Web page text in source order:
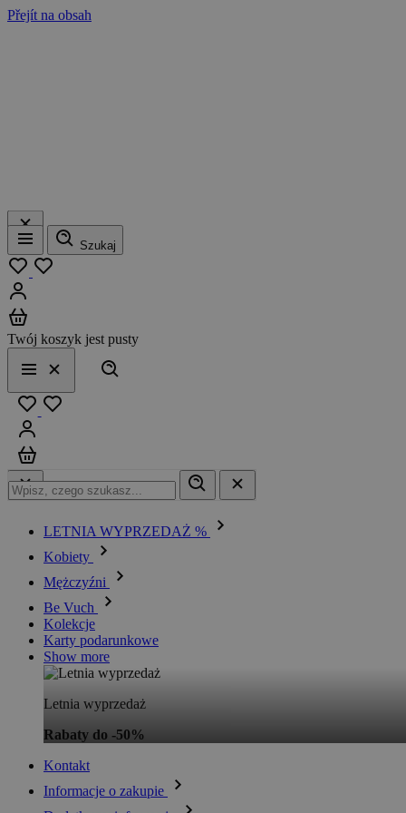
Přejít na obsah
Menu
Szukaj
Twój koszyk jest pusty
Menu
Zamknij
LETNIA WYPRZEDAŻ %
Kobiety
Mężczyźni
Be Vuch
Kolekcje
Karty podarunkowe
Show more
Letnia wyprzedaż
Rabaty do -50%
Kontakt
Informacje o zakupie